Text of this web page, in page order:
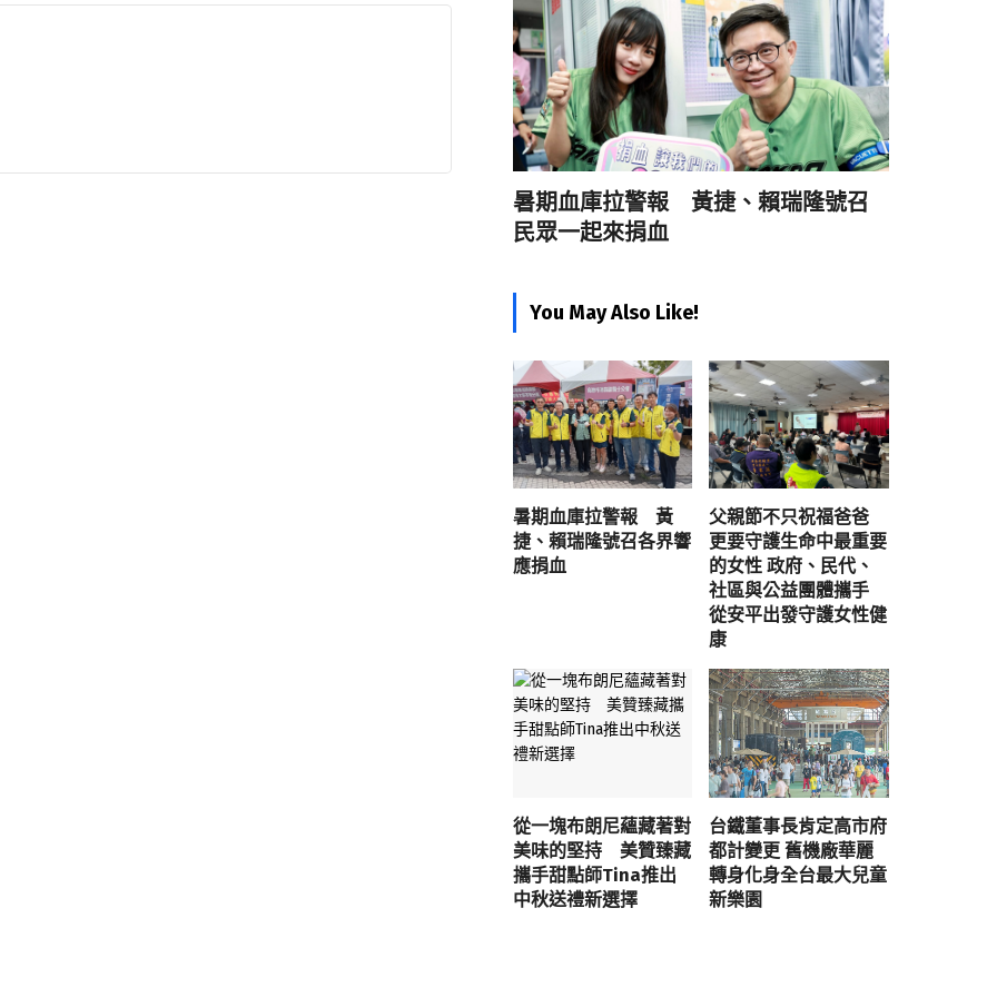
暑期血庫拉警報 黃捷、賴瑞隆號召
民眾一起來捐血
You May Also Like!
暑期血庫拉警報 黃
捷、賴瑞隆號召各界響
應捐血
父親節不只祝福爸爸
更要守護生命中最重要
的女性 政府、民代、
社區與公益團體攜手
從安平出發守護女性健
康
從一塊布朗尼蘊藏著對
美味的堅持 美贊臻藏
攜手甜點師Tina推出
中秋送禮新選擇
台鐵董事長肯定高市府
都計變更 舊機廠華麗
轉身化身全台最大兒童
新樂園